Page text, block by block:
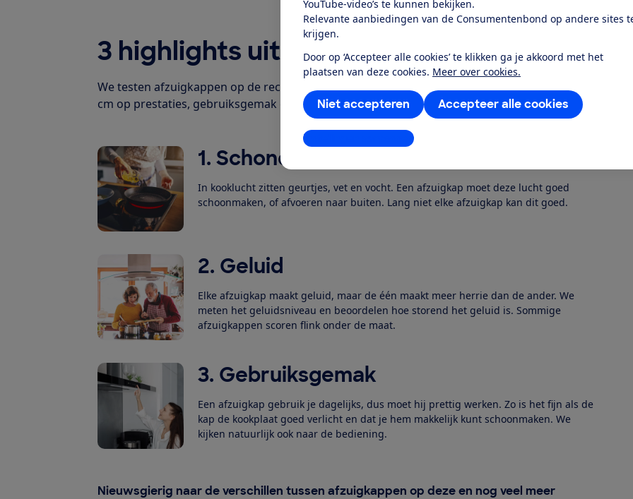
YouTube-video’s te kunnen bekijken.
Relevante aanbiedingen van de Consumentenbond op andere sites
krijgen.
Door op ‘Accepteer alle cookies’ te klikken ga je akkoord met het
plaatsen van deze cookies. Meer over cookies.
Accepteer alle cookies
Niet accepteren
Instellingen aanpassen
3 highlights uit de test
We testen afzuigkappen op de recirculatiestand met een breedte van ongeveer 90 of 60
cm op prestaties, gebruiksgemak en geluid.
1. Schone lucht
In kooklucht zitten geurtjes, vet en vocht. Een afzuigkap moet deze lucht goed
schoonmaken, of afvoeren naar buiten. Lang niet elke afzuigkap kan dit goed.
2. Geluid
Elke afzuigkap maakt geluid, maar de één maakt meer herrie dan de ander. We
meten het geluidsniveau en beoordelen hoe storend het geluid is. Sommige
afzuigkappen scoren flink onder de maat.
3. Gebruiksgemak
Een afzuigkap gebruik je dagelijks, dus moet hij prettig werken. Zo is het fijn als de
kap de kookplaat goed verlicht en dat je hem makkelijk kunt schoonmaken. We
kijken natuurlijk ook naar de bediening.
Nieuwsgierig naar de verschillen tussen afzuigkappen op deze en nog veel meer